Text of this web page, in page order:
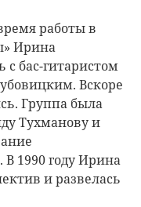
работы в
Ирина
с бас-гитаристом
Вскоре
Группа была
Тухманову и
В 1990 году Ирина
и развелась